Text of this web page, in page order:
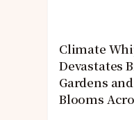
Climate
Devastates
Gardens
Blooms